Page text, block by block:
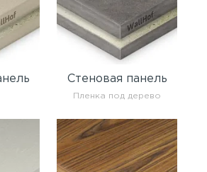
Стеновая панель
Пленка под дерево